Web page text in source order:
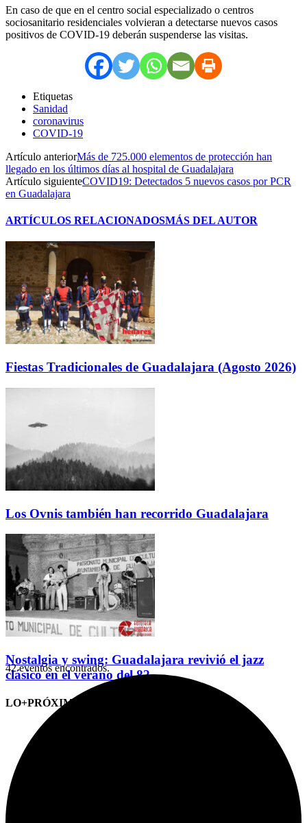
En caso de que en el centro social especializado o centros
sociosanitario residenciales volvieran a detectarse nuevos casos
positivos de COVID-19 deberán suspenderse las visitas.
Etiquetas
Sanidad
coronavirus
COVID-19
Artículo anteriorMás de 725.000 elementos de protección han
llegado en los últimos días al hospital de Guadalajara
Artículo siguienteCOVID19: Detectados 5 nuevos casos por PCR
en Guadalajara
ARTÍCULOS RELACIONADOSMÁS DEL AUTOR
Fiestas Tradicionales de Guadalajara (Agosto 2026)
Los Ovnis también han recorrido Guadalajara
Nostalgia y swing: Guadalajara revivió el jazz
clásico en el verano del 82
LO+PRÓXIMO (CITAS)
42 eventos encontrados.